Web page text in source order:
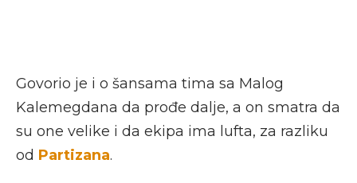
Govorio je i o šansama tima sa Malog
Kalemegdana da prođe dalje, a on smatra da
su one velike i da ekipa ima lufta, za razliku
od Partizana.